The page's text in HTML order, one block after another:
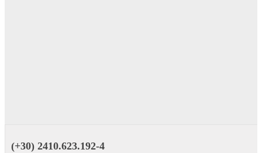
(+30) 2410.623.192-4